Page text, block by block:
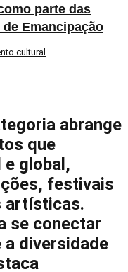
parte das
Emancipação
cultural
abrange
que
e global,
festivais
artísticas.
se conectar
diversidade